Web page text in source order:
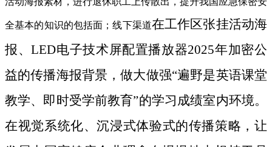
全基本的知识的包括面；线下渠道在工作区张挂活动海
报、LED电子技术屏配置播放器2025年加密公
益的传播海报背景，做大做强“遍野是英语课堂
教学、即时受学前教育”的学习成绩室内环境。
在视觉系统化、沉浸式体验式的传播策略，让